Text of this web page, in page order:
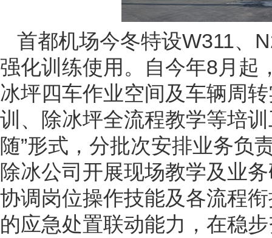
首都机场今冬特设W311、
强化训练使用。自今年8月起
冰坪四车作业空间及车辆周
训、除冰坪全流程教学等培
随”形式，分批次安排业务负
除冰公司开展现场教学及业
协调岗位操作技能及各流程
的应急处置联动能力，在稳